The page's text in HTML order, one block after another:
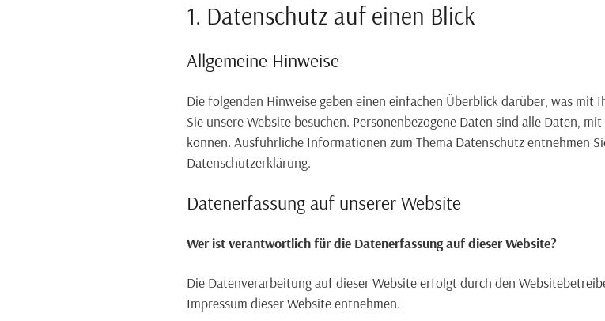
1. Datenschutz auf einen Blick
Allgemeine Hinweise
Die folgenden Hinweise geben einen einfachen Überblick darüber, was mit
Sie unsere Website besuchen. Personenbezogene Daten sind alle Daten,
können. Ausführliche Informationen zum Thema Datenschutz entnehmen
Datenschutzerklärung.
Datenerfassung auf unserer Website
Wer ist verantwortlich für die Datenerfassung auf dieser Website?
Die Datenverarbeitung auf dieser Website erfolgt durch den
Impressum dieser Website entnehmen.